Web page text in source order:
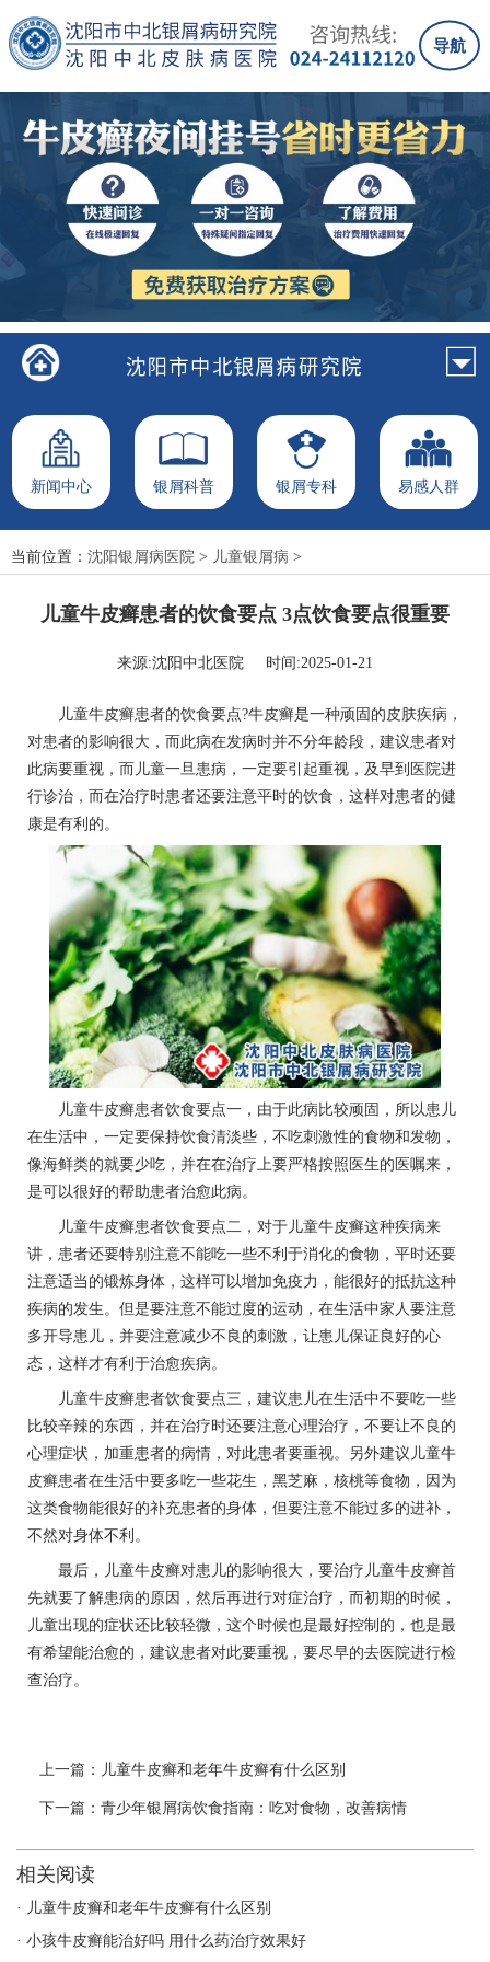
导航
新闻中心 银屑科普 银屑专科 易感人群
当前位置： 沈阳银屑病医院 > 儿童银屑病 >
儿童牛皮癣患者的饮食要点 3点饮食要点很重要
来源:沈阳中北医院 时间:2025-01-21
儿童牛皮癣患者的饮食要点?牛皮癣是一种顽固的皮肤疾病，
对患者的影响很大，而此病在发病时并不分年龄段，建议患者对
此病要重视，而儿童一旦患病，一定要引起重视，及早到医院进
行诊治，而在治疗时患者还要注意平时的饮食，这样对患者的健
康是有利的。
儿童牛皮癣患者饮食要点一，由于此病比较顽固，所以患儿
在生活中，一定要保持饮食清淡些，不吃刺激性的食物和发物，
像海鲜类的就要少吃，并在在治疗上要严格按照医生的医嘱来，
是可以很好的帮助患者治愈此病。
儿童牛皮癣患者饮食要点二，对于儿童牛皮癣这种疾病来
讲，患者还要特别注意不能吃一些不利于消化的食物，平时还要
注意适当的锻炼身体，这样可以增加免疫力，能很好的抵抗这种
疾病的发生。但是要注意不能过度的运动，在生活中家人要注意
多开导患儿，并要注意减少不良的刺激，让患儿保证良好的心
态，这样才有利于治愈疾病。
儿童牛皮癣患者饮食要点三，建议患儿在生活中不要吃一些
比较辛辣的东西，并在治疗时还要注意心理治疗，不要让不良的
心理症状，加重患者的病情，对此患者要重视。另外建议儿童牛
皮癣患者在生活中要多吃一些花生，黑芝麻，核桃等食物，因为
这类食物能很好的补充患者的身体，但要注意不能过多的进补，
不然对身体不利。
最后，儿童牛皮癣对患儿的影响很大，要治疗儿童牛皮癣首
先就要了解患病的原因，然后再进行对症治疗，而初期的时候，
儿童出现的症状还比较轻微，这个时候也是最好控制的，也是最
有希望能治愈的，建议患者对此要重视，要尽早的去医院进行检
查治疗。
上一篇： 儿童牛皮癣和老年牛皮癣有什么区别
下一篇： 青少年银屑病饮食指南：吃对食物，改善病情
相关阅读
· 儿童牛皮癣和老年牛皮癣有什么区别
· 小孩牛皮癣能治好吗 用什么药治疗效果好